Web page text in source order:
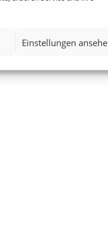
Einstellungen